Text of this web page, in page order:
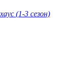
(1-3 сезон)